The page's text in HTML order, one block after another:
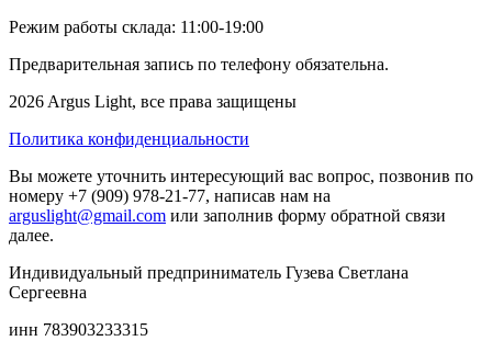
Режим работы склада: 11:00-19:00
Предварительная запись по телефону обязательна.
2026 Argus Light, все права защищены
Политика конфиденциальности
Вы можете уточнить интересующий вас вопрос, позвонив по
номеру +7 (909) 978-21-77, написав нам на
arguslight@gmail.com или заполнив форму обратной связи
далее.
Индивидуальный предприниматель Гузева Светлана
Сергеевна
инн 783903233315